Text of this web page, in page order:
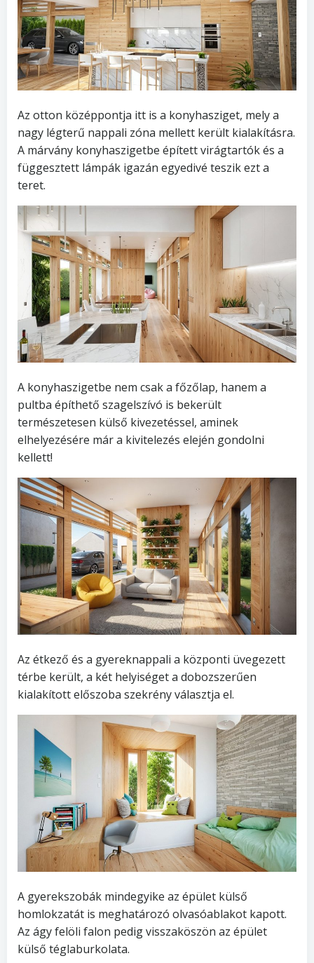
Az otton középpontja itt is a konyhasziget, mely a
nagy légterű nappali zóna mellett került kialakításra.
A márvány konyhaszigetbe épített virágtartók és a
függesztett lámpák igazán egyedivé teszik ezt a
teret.
A konyhaszigetbe nem csak a főzőlap, hanem a
pultba építhető szagelszívó is bekerült
természetesen külső kivezetéssel, aminek
elhelyezésére már a kivitelezés elején gondolni
kellett!
Az étkező és a gyereknappali a központi üvegezett
térbe került, a két helyiséget a dobozszerűen
kialakított előszoba szekrény választja el.
A gyerekszobák mindegyike az épület külső
homlokzatát is meghatározó olvasóablakot kapott.
Az ágy felöli falon pedig visszaköszön az épület
külső téglaburkolata.